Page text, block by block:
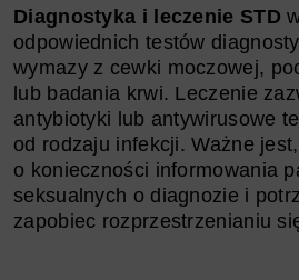
Diagnostyka i leczenie STD
odpowiednich testów
wymazy z cewki moczowej,
lub badania krwi. Leczenie
antybiotyki lub antywirusowe
od rodzaju infekcji. Ważne
o konieczności informowania
seksualnych o diagnozie i
zapobiec rozprzestrzenianiu